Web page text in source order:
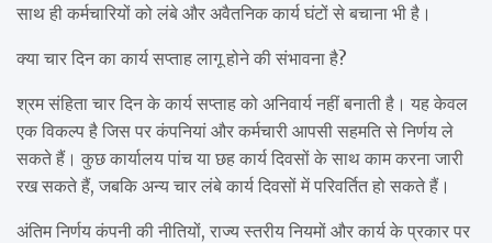
साथ ही कर्मचारियों को लंबे और अवैतनिक कार्य घंटों से बचाना भी है।
क्या चार दिन का कार्य सप्ताह लागू होने की संभावना है?
श्रम संहिता चार दिन के कार्य सप्ताह को अनिवार्य नहीं बनाती है। यह केवल
एक विकल्प है जिस पर कंपनियां और कर्मचारी आपसी सहमति से निर्णय ले
सकते हैं। कुछ कार्यालय पांच या छह कार्य दिवसों के साथ काम करना जारी
रख सकते हैं, जबकि अन्य चार लंबे कार्य दिवसों में परिवर्तित हो सकते हैं।
अंतिम निर्णय कंपनी की नीतियों, राज्य स्तरीय नियमों और कार्य के प्रकार पर